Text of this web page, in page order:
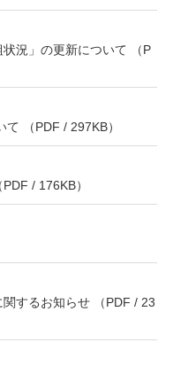
状況」の更新について （P
（PDF / 297KB）
/ 176KB）
するお知らせ （PDF / 23